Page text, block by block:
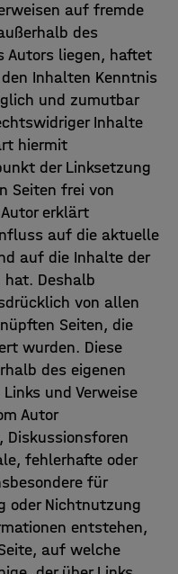
auf fremde
des
Autors liegen, haftet
Inhalten Kenntnis
und zumutbar
Inhalte
hiermit
der Linksetzung
Seiten frei von
erklärt
auf die aktuelle
auf die Inhalte der
Deshalb
von allen
Seiten, die
wurden. Diese
des eigenen
und Verweise
Autor
Diskussionsforen
fehlerhafte oder
für
oder Nichtnutzung
entstehen,
auf welche